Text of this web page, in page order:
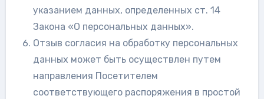
указанием данных, определенных ст. 14
Закона «О персональных данных».
Отзыв согласия на обработку персональных
данных может быть осуществлен путем
направления Посетителем
соответствующего распоряжения в простой